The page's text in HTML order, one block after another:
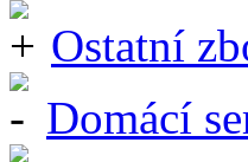
Ostatní
Domácí